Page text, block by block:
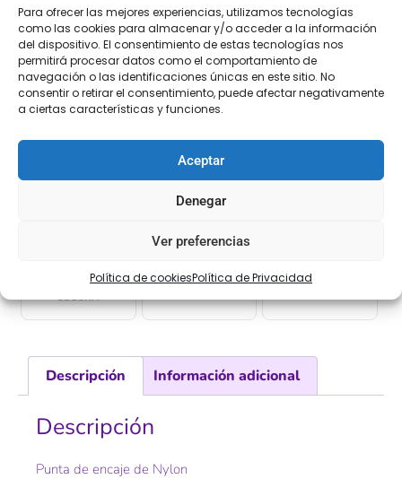
Para ofrecer las mejores experiencias, utilizamos tecnologías
como las cookies para almacenar y/o acceder a la información
del dispositivo. El consentimiento de estas tecnologías nos
permitirá procesar datos como el comportamiento de
navegación o las identificaciones únicas en este sitio. No
consentir o retirar el consentimiento, puede afectar negativamente
a ciertas características y funciones.
Aceptar
Denegar
Ver preferencias
Política de cookiesPolítica de Privacidad
Añadir al carrito
[Las unidades seleccionadas son en
COMPRA
SEGURA
ENVÍO 24-48H TIENDA FÍSICA
Descripción Información adicional
Descripción
Punta de encaje de Nylon